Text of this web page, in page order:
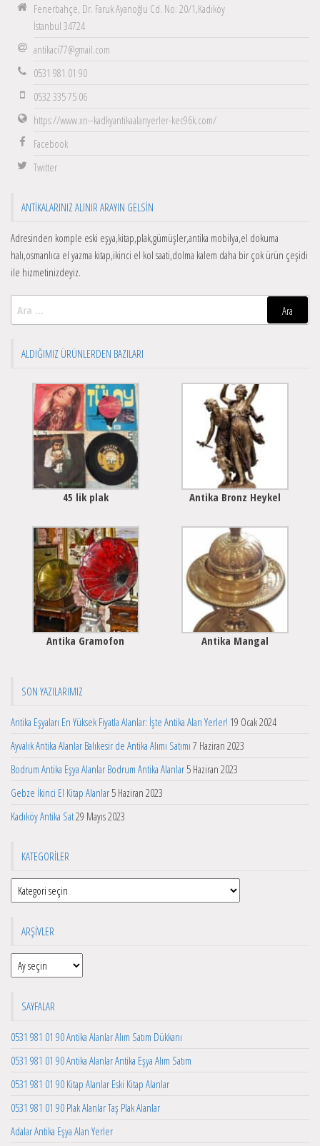
Fenerbahçe, Dr. Faruk Ayanoğlu Cd. No: 20/1,Kadıköy
İstanbul 34724
antikaci77@gmail.com
0531 981 01 90
0532 335 75 06
https://www.xn--kadkyantikaalanyerler-kec96k.com/
Facebook
Twitter
ANTIKALARINIZ ALINIR ARAYIN GELSIN
Adresinden komple eski eşya,kitap,plak,gümüşler,antika mobilya,el dokuma
halı,osmanlıca el yazma kitap,ikinci el kol saati,dolma kalem daha bir çok ürün çeşidi
ile hizmetinizdeyiz.
ALDIĞIMIZ ÜRÜNLERDEN BAZILARI
45 lik plak Antika Bronz Heykel
Antika Gramofon Antika Mangal
SON YAZILARIMIZ
Antika Eşyaları En Yüksek Fiyatla Alanlar: İşte Antika Alan Yerler! 19 Ocak 2024
Ayvalık Antika Alanlar Balıkesir de Antika Alımı Satımı 7 Haziran 2023
Bodrum Antika Eşya Alanlar Bodrum Antika Alanlar 5 Haziran 2023
Gebze İkinci El Kitap Alanlar 5 Haziran 2023
Kadıköy Antika Sat29 Mayıs 2023
KATEGORILER
Kategoriler
ARŞIVLER
Arşivler
SAYFALAR
0531 981 01 90 Antika Alanlar Alım Satım Dükkanı
0531 981 01 90 Antika Alanlar Antika Eşya Alım Satım
0531 981 01 90 Kitap Alanlar Eski Kitap Alanlar
0531 981 01 90 Plak Alanlar Taş Plak Alanlar
Adalar Antika Eşya Alan Yerler